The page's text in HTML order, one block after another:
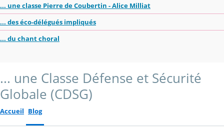
... une classe Pierre de Coubertin - Alice Milliat
... des éco-délégués impliqués
... du chant choral
... une Classe Défense et Sécurité
Globale (CDSG)
Accueil Blog